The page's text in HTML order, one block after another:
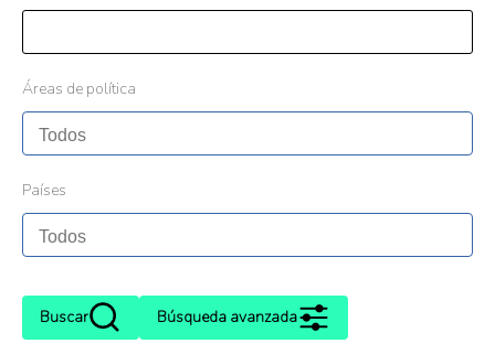
Áreas de política
Países
Buscar Búsqueda avanzada